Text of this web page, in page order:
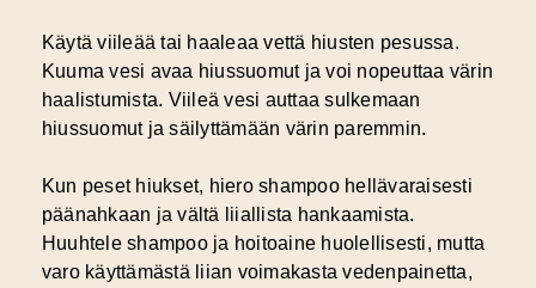
Käytä viileää tai haaleaa vettä hiusten pesussa.
Kuuma vesi avaa hiussuomut ja voi nopeuttaa värin
haalistumista. Viileä vesi auttaa sulkemaan
hiussuomut ja säilyttämään värin paremmin.
Kun peset hiukset, hiero shampoo hellävaraisesti
päänahkaan ja vältä liiallista hankaamista.
Huuhtele shampoo ja hoitoaine huolellisesti, mutta
varo käyttämästä liian voimakasta vedenpainetta,